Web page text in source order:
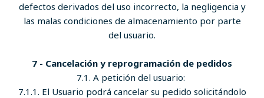
defectos derivados del uso incorrecto, la negligencia y
las malas condiciones de almacenamiento por parte
del usuario.
7 - Cancelación y reprogramación de pedidos
7.1. A petición del usuario:
7.1.1. El Usuario podrá cancelar su pedido solicitándolo